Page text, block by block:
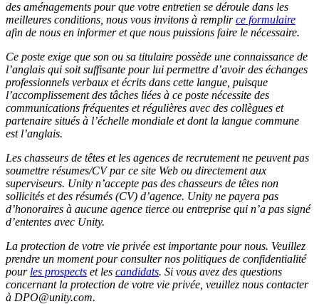
des aménagements pour que votre entretien se déroule dans les
meilleures conditions, nous vous invitons à remplirce formulaire
afin de nous en informer et que nous puissions faire le nécessaire.
Ce poste exige que son ou sa titulaire possède une connaissance de
l’anglais qui soit suffisante pour lui permettre d’avoir des échanges
professionnels verbaux et écrits dans cette langue, puisque
l’accomplissement des tâches liées à ce poste nécessite des
communications fréquentes et régulières avec des collègues et
partenaire situés à l’échelle mondiale et dont la langue commune
est l’anglais.
Les chasseurs de têtes et les agences de recrutement ne peuvent pas
soumettre résumes/CV par ce site Web ou directement aux
superviseurs. Unity n’accepte pas des chasseurs de têtes non
sollicités et des résumés (CV) d’agence. Unity ne payera pas
d’honoraires à aucune agence tierce ou entreprise qui n’a pas signé
d’ententes avec Unity.
La protection de votre vie privée est importante pour nous. Veuillez
prendre un moment pour consulter nos politiques de confidentialité
pour les prospects et les candidats. Si vous avez des questions
concernant la protection de votre vie privée, veuillez nous contacter
à DPO@unity.com.